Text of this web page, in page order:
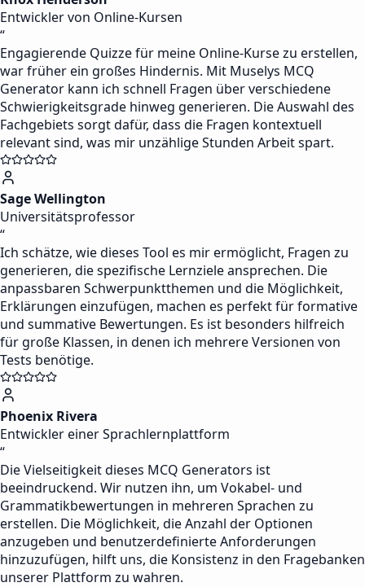
Entwickler von Online-Kursen
“
Engagierende Quizze für meine Online-Kurse zu erstellen,
war früher ein großes Hindernis. Mit Muselys MCQ
Generator kann ich schnell Fragen über verschiedene
Schwierigkeitsgrade hinweg generieren. Die Auswahl des
Fachgebiets sorgt dafür, dass die Fragen kontextuell
relevant sind, was mir unzählige Stunden Arbeit spart.
Sage Wellington
Universitätsprofessor
“
Ich schätze, wie dieses Tool es mir ermöglicht, Fragen zu
generieren, die spezifische Lernziele ansprechen. Die
anpassbaren Schwerpunktthemen und die Möglichkeit,
Erklärungen einzufügen, machen es perfekt für formative
und summative Bewertungen. Es ist besonders hilfreich
für große Klassen, in denen ich mehrere Versionen von
Tests benötige.
Phoenix Rivera
Entwickler einer Sprachlernplattform
“
Die Vielseitigkeit dieses MCQ Generators ist
beeindruckend. Wir nutzen ihn, um Vokabel- und
Grammatikbewertungen in mehreren Sprachen zu
erstellen. Die Möglichkeit, die Anzahl der Optionen
anzugeben und benutzerdefinierte Anforderungen
hinzuzufügen, hilft uns, die Konsistenz in den Fragebanken
unserer Plattform zu wahren.